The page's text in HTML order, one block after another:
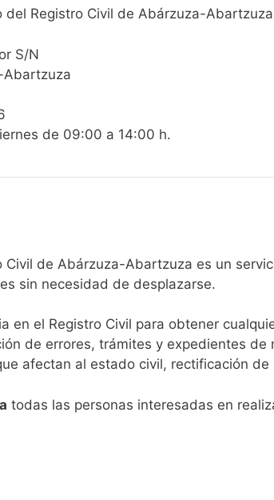
del Registro Civil de Abárzuza-
S/N
de 09:00 a 14:00 h.
Civil de Abárzuza-Abartzuza es un
sin necesidad de desplazarse.​
en el Registro Civil para obtener
de errores, trámites y expedientes
afectan al estado civil, rectificación de
todas las personas interesadas en